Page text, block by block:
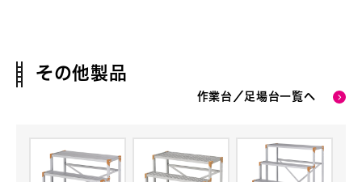
その他製品
作業台／足場台一覧へ